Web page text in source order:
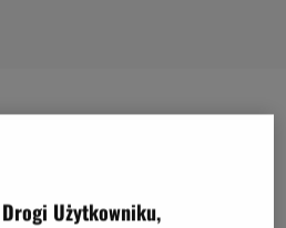
i styl, nie rezygnując przy
Użytkowniku,